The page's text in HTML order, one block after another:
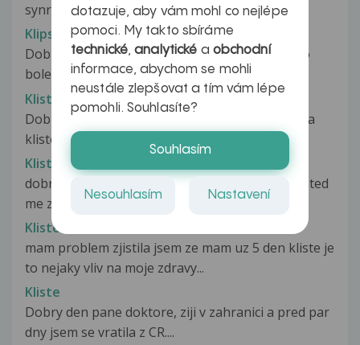
synromu,mám od dětství skvrny na levé...
Klipsy po operaci slepého střeva
Dobrý den,11 let jsem po gyn. lapar.operaci pro
bolesti v pravé straně pánve,při...
Kliste
Dobry den asi pred ctyrmi mesici jsem se vytahla
kliste...priznaky zadne jen...
Kliste
dobry den pred mesicem a pul sem cytil kliste a ted
me zacala bolet hlava a...
Kliste
mam problem zjistila jsem ze mam uz 5 den kliste je
to nejaky vliv na moje zdravy...
Kliste
Dobry den pane doktore, ziji v zahranici a pred par
dny jsem se vratila z CR....
dotazuje, aby vám mohl co nejlépe
pomoci. My takto sbíráme
technické,analytické a obchodní
informace, abychom se mohli
neustále zlepšovat a tím vám lépe
pomohli. Souhlasíte?
Souhlasím
Nesouhlasím Nastavení